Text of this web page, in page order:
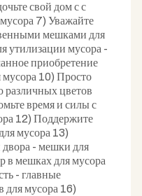
свой дом с с
7) Уважайте
мешками для
утилизации мусора -
приобретение
10) Просто
различных цветов
время и силы с
12) Поддержите
мусора 13)
- мешки для
в мешках для мусора
- главные
для мусора 16)